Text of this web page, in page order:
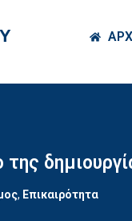
, Επικαιρότητα